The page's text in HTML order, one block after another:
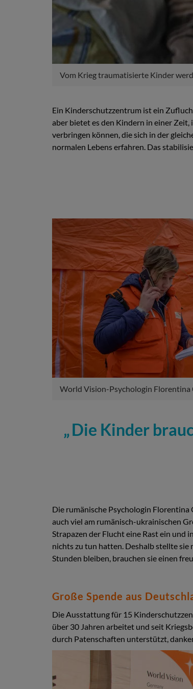
Vom Krieg traumatisierte Kinder
Ein Kinderschutzzentrum ist ein
aber bietet es den Kindern in einer Zeit,
verbringen können, die sich in der
normalen Lebens erfahren. Das
World Vision-Psychologin
Die Kinder
Die rumänische Psychologin
auch viel am rumänisch-ukrainischen
Strapazen der Flucht eine Rast ein
nichts zu tun hatten. Deshalb stellte sie
Stunden bleiben, brauchen sie einen
Große Spende aus
Die Ausstattung für 15
über 30 Jahren arbeitet und seit
durch Patenschaften unterstützt,